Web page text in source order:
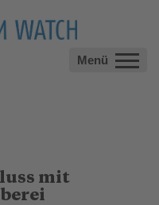
Menü
mit